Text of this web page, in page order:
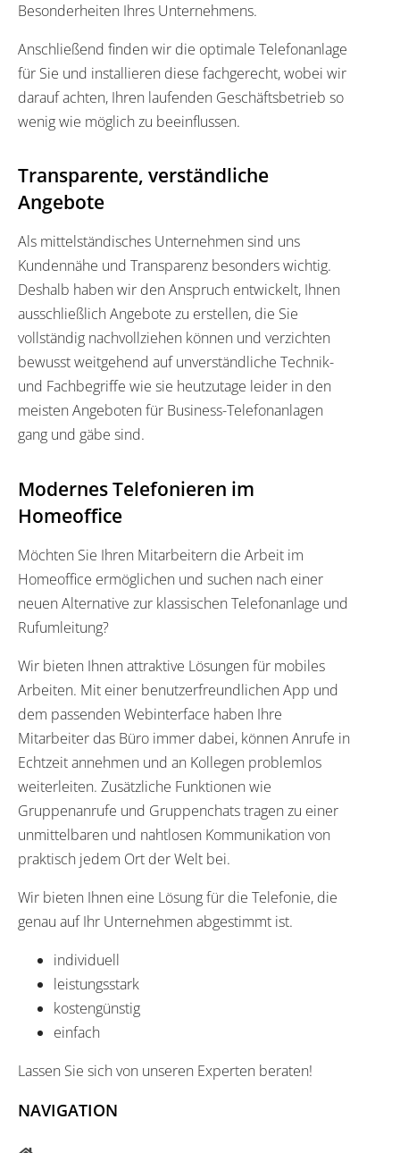
Besonderheiten Ihres Unternehmens.
Anschließend finden wir die optimale Telefonanlage
für Sie und installieren diese fachgerecht, wobei wir
darauf achten, Ihren laufenden Geschäftsbetrieb so
wenig wie möglich zu beeinflussen.
Transparente, verständliche
Angebote
Als mittelständisches Unternehmen sind uns
Kundennähe und Transparenz besonders wichtig.
Deshalb haben wir den Anspruch entwickelt, Ihnen
ausschließlich Angebote zu erstellen, die Sie
vollständig nachvollziehen können und verzichten
bewusst weitgehend auf unverständliche Technik-
und Fachbegriffe wie sie heutzutage leider in den
meisten Angeboten für Business-Telefonanlagen
gang und gäbe sind.
Modernes Telefonieren im
Homeoffice
Möchten Sie Ihren Mitarbeitern die Arbeit im
Homeoffice ermöglichen und suchen nach einer
neuen Alternative zur klassischen Telefonanlage und
Rufumleitung?
Wir bieten Ihnen attraktive Lösungen für mobiles
Arbeiten. Mit einer benutzerfreundlichen App und
dem passenden Webinterface haben Ihre
Mitarbeiter das Büro immer dabei, können Anrufe in
Echtzeit annehmen und an Kollegen problemlos
weiterleiten. Zusätzliche Funktionen wie
Gruppenanrufe und Gruppenchats tragen zu einer
unmittelbaren und nahtlosen Kommunikation von
praktisch jedem Ort der Welt bei.
Wir bieten Ihnen eine Lösung für die Telefonie, die
genau auf Ihr Unternehmen abgestimmt ist.
individuell
leistungsstark
kostengünstig
einfach
Lassen Sie sich von unseren Experten beraten!
NAVIGATION